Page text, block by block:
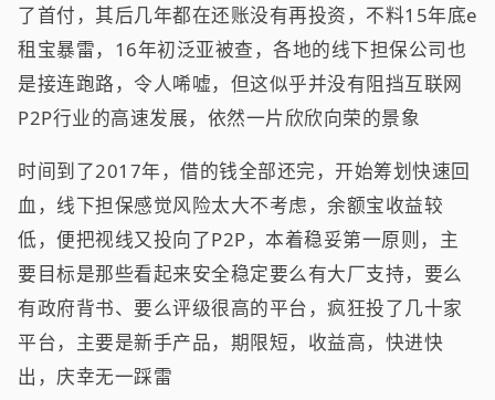
了首付，其后几年都在还账没有再投资，不料15年底e
租宝暴雷，16年初泛亚被查，各地的线下担保公司也
是接连跑路，令人唏嘘，但这似乎并没有阻挡互联网
P2P行业的高速发展，依然一片欣欣向荣的景象
时间到了2017年，借的钱全部还完，开始筹划快速回
血，线下担保感觉风险太大不考虑，余额宝收益较
低，便把视线又投向了P2P，本着稳妥第一原则，主
要目标是那些看起来安全稳定要么有大厂支持，要么
有政府背书、要么评级很高的平台，疯狂投了几十家
平台，主要是新手产品，期限短，收益高，快进快
出，庆幸无一踩雷